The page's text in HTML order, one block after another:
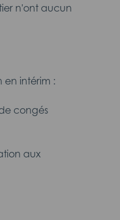
n'ont aucun
en intérim :
congés
aux